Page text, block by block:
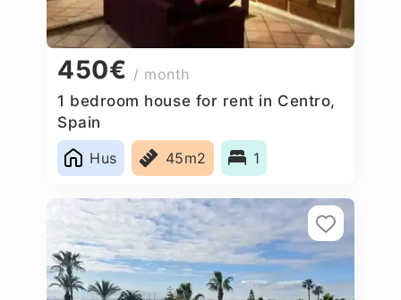
450€ / month
1 bedroom house for rent in Centro,
Spain
Hus
45m2 1